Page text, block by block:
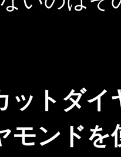
ットダ
モンド